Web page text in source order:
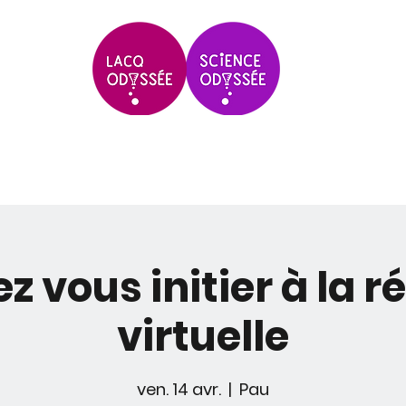
vous initier à la
virtuelle
ven. 14 avr.
  |
Pau